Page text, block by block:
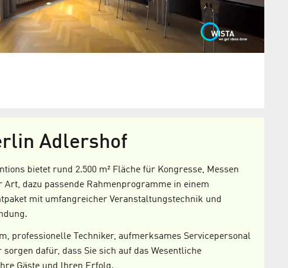
Adlershof
bietet rund 2.500 m² Fläche für Kongresse, Messen
dazu passende Rahmenprogramme in einem
mit umfangreicher Veranstaltungstechnik und
professionelle Techniker, aufmerksames Servicepersonal
dafür, dass Sie sich auf das Wesentliche